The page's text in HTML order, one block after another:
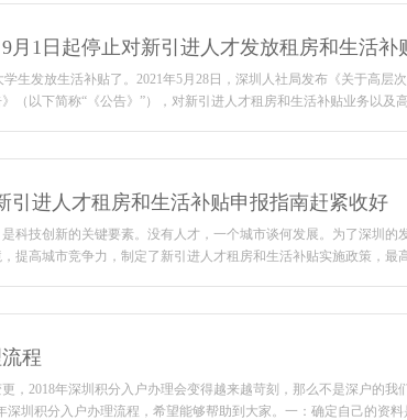
月1日起停止对新引进人才发放租房和生活补
生发放生活补贴了。2021年5月28日，深圳人社局发布《关于高层
（以下简称“《公告》”），对新引进人才租房和生活补贴业务以及
引进人才租房和生活补贴申报指南赶紧收好
科技创新的关键要素。没有人才，一个城市谈何发展。为了深圳的
提高城市竞争力，制定了新引进人才租房和生活补贴实施政策，最
程
，2018年深圳积分入户办理会变得越来越苛刻，那么不是深户的我
深圳积分入户办理流程，希望能够帮助到大家。一：确定自己的资料